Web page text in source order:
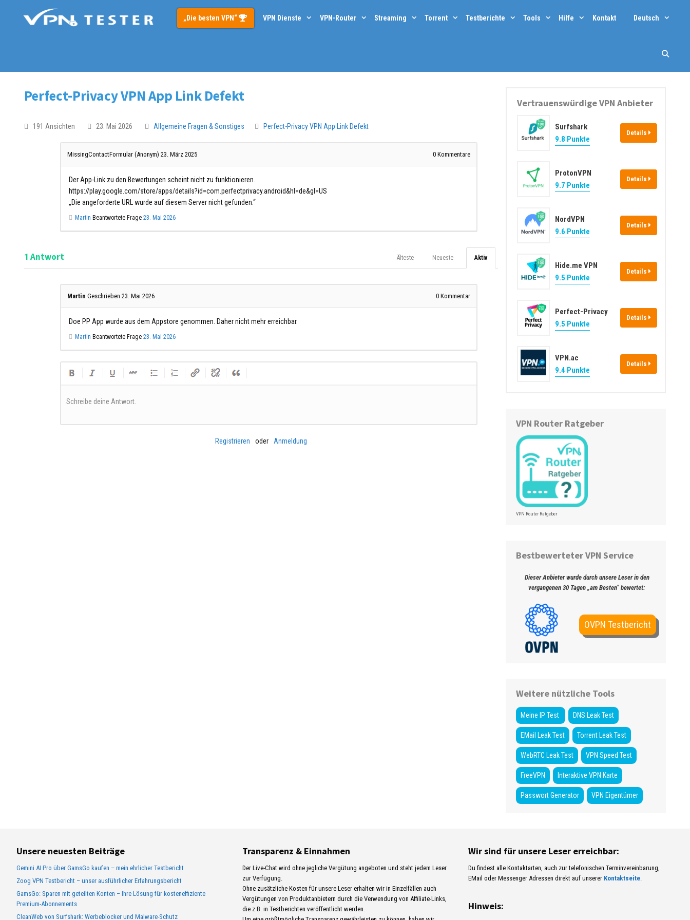
„Die besten VPN“ VPN Dienste VPN-Router Streaming Torrent Testberichte Tools Hilfe Kontakt Deutsch
Perfect-Privacy VPN App Link Defekt
191 Ansichten 23. Mai 2026 Allgemeine Fragen & Sonstiges Perfect-Privacy VPN App Link Defekt
MissingContactFormular (Anonym) 23. März 2025 0Kommentare
Der App-Link zu den Bewertungen scheint nicht zu funktionieren.
https://play.google.com/store/apps/details?id=com.perfectprivacy.android&hl=de&gl=US
„Die angeforderte URL wurde auf diesem Server nicht gefunden.“
Martin Beantwortete Frage 23. Mai 2026
1 Antwort Aktiv
Neueste
Älteste
Martin Geschrieben 23. Mai 2026 0Kommentar
Doe PP App wurde aus dem Appstore genommen. Daher nicht mehr erreichbar.
Martin Beantwortete Frage 23. Mai 2026
Schreibe deine Antwort.
Registrieren oder Anmeldung
Vertrauenswürdige VPN Anbieter
Surfshark
9.8 Punkte
Details
ProtonVPN
9.7 Punkte
Details
NordVPN
9.6 Punkte
Details
Hide.me VPN
9.5 Punkte
Details
Perfect-Privacy
9.5 Punkte
Details
VPN.ac
9.4 Punkte
Details
VPN Router Ratgeber
VPN Router Ratgeber
Bestbewerteter VPN Service
Dieser Anbieter wurde durch unsere Leser in den
vergangenen 30 Tagen „am Besten“ bewertet:
OVPN Testbericht
Weitere nützliche Tools
Meine IP Test DNS Leak Test
EMail Leak Test Torrent Leak Test
WebRTC Leak Test VPN Speed Test
FreeVPN Interaktive VPN Karte
Passwort Generator VPN Eigentümer
Unsere neuesten Beiträge
Gemini AI Pro über GamsGo kaufen – mein ehrlicher Testbericht
Zoog VPN Testbericht – unser ausführlicher Erfahrungsbericht
GamsGo: Sparen mit geteilten Konten – Ihre Lösung für kosteneffiziente
Premium-Abonnements
CleanWeb von Surfshark: Werbeblocker und Malware-Schutz
Transparenz & Einnahmen
Der Live-Chat wird ohne jegliche Vergütung angeboten und steht jedem Leser
zur Verfügung.
Ohne zusätzliche Kosten für unsere Leser erhalten wir in Einzelfällen auch
Vergütungen von Produktanbietern durch die Verwendung von Affiliate-Links,
die z.B. in Testberichten veröffentlicht werden.
Wir sind für unsere Leser erreichbar:
Du findest alle Kontaktarten, auch zur telefonischen Terminvereinbarung,
EMail oder Messenger Adressen direkt auf unserer Kontaktseite.
Hinweis: